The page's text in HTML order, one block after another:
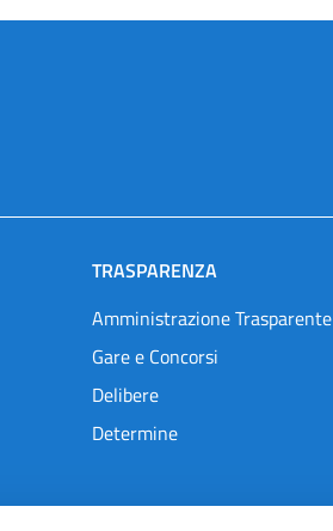
TRASPARENZA
Amministrazione Trasparente
Gare e Concorsi
Delibere
Determine